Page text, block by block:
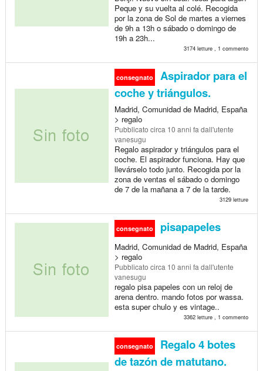
Peque y su vuelta al colé. Recogida
por la zona de Sol de martes a viernes
de 9h a 13h o sábado o domingo de
19h a 23h...
3174 letture , 1 commento
consegnato
Aspirador para el
coche y triángulos.
Madrid, Comunidad de Madrid, España
> regalo
Pubblicato circa 10 anni fa dall'utente
vanesugu
Regalo aspirador y triángulos para el
coche. El aspirador funciona. Hay que
llevárselo todo junto. Recogida por la
zona de ventas el sábado o domingo
de 7 de la mañana a 7 de la tarde.
3129 letture
consegnato pisapapeles
Madrid, Comunidad de Madrid, España
> regalo
Pubblicato circa 10 anni fa dall'utente
vanesugu
regalo pisa papeles con un reloj de
arena dentro. mando fotos por wassa.
esta super chulo y es vintage..
3362 letture , 1 commento
consegnato
Regalo 4 botes
de tazón de matutano.